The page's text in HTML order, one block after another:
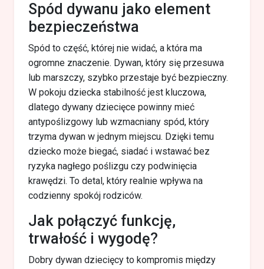
Spód dywanu jako element
bezpieczeństwa
Spód to część, której nie widać, a która ma
ogromne znaczenie. Dywan, który się przesuwa
lub marszczy, szybko przestaje być bezpieczny.
W pokoju dziecka stabilność jest kluczowa,
dlatego dywany dziecięce powinny mieć
antypoślizgowy lub wzmacniany spód, który
trzyma dywan w jednym miejscu. Dzięki temu
dziecko może biegać, siadać i wstawać bez
ryzyka nagłego poślizgu czy podwinięcia
krawędzi. To detal, który realnie wpływa na
codzienny spokój rodziców.
Jak połączyć funkcję,
trwałość i wygodę?
Dobry dywan dziecięcy to kompromis między